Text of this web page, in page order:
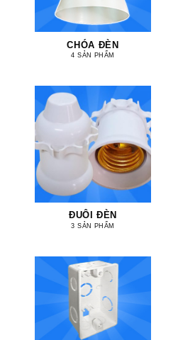
CHÓA ĐÈN
4 SẢN PHẨM
ĐUÔI ĐÈN
3 SẢN PHẨM